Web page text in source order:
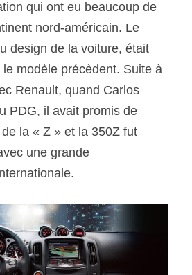
qui ont eu beaucoup de
nord-américain. Le
design de la voiture, était
modèle précèdent. Suite à
Renault, quand Carlos
PDG, il avait promis de
la « Z » et la 350Z fut
une grande